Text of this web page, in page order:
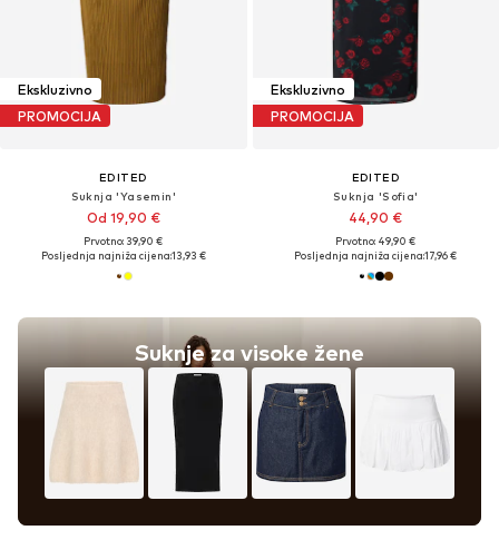
Ekskluzivno
PROMOCIJA
EDITED
Suknja 'Yasemin'
Od 19,90 €
Prvotno: 39,90 €
Posljednja najniža cijena:13,93 €
Suknje za visoke žene
Ekskluzivno
PROMOCIJA
EDITED
Suknja 'Sofia'
44,90 €
Prvotno: 49,90 €
Posljednja najniža cijena:17,96 €